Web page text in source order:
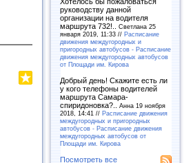
руководству данной
организации на водителя
маршрута 732!.. Светлана 25
января 2019, 11:33 // Расписание
движения междугородных и
пригородных автобусов - Расписание
движения междугородных автобусов
от Площади им. Кирова
Добрый день! Скажите есть ли
у кого телефоны водителей
маршрута Самара-
спиридоновка?.. Анна 19 ноября
2018, 14:41 // Расписание движения
междугородных и пригородных
автобусов - Расписание движения
междугородных автобусов от
Площади им. Кирова
Посмотреть все